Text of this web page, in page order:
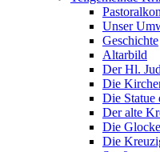
Unser
Geschichte
Altarbild
Der Hl.
Die
Die Statue
Der alte
Die
Die